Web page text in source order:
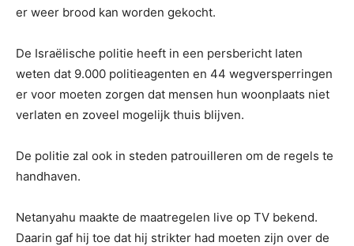
er weer brood kan worden gekocht.
De Israëlische politie heeft in een persbericht laten
weten dat 9.000 politieagenten en 44 wegversperringen
er voor moeten zorgen dat mensen hun woonplaats niet
verlaten en zoveel mogelijk thuis blijven.
De politie zal ook in steden patrouilleren om de regels te
handhaven.
Netanyahu maakte de maatregelen live op TV bekend.
Daarin gaf hij toe dat hij strikter had moeten zijn over de